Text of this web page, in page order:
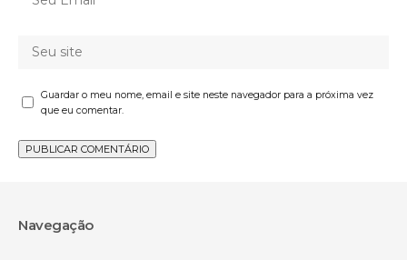
Guardar o meu nome, email e site neste navegador para a próxima vez
que eu comentar.
Navegação